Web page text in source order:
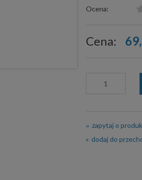
Ocena:
Cena:
zapytaj o
dodaj do